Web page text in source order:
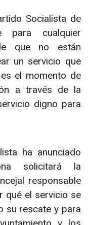
Socialista de
para cualquier
que no están
un servicio que
el momento de
a través de la
digno para
ha anunciado
solicitará la
responsable
qué el servicio se
su rescate y para